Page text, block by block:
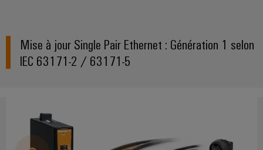
Mise à jour Single Pair Ethernet : Génération 1 selon
IEC 63171-2 / 63171-5